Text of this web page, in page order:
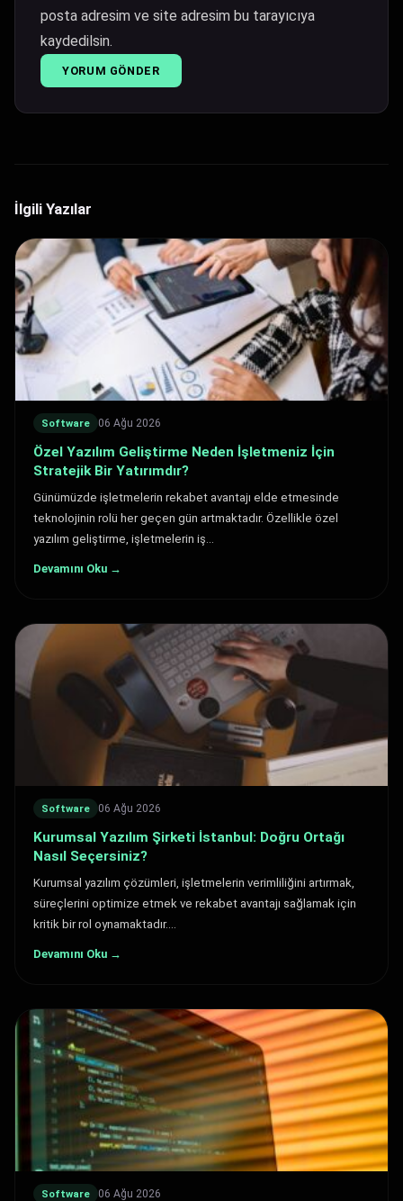
posta adresim ve site adresim bu tarayıcıya
kaydedilsin.
İlgili Yazılar
Software 06 Ağu 2026
Özel Yazılım Geliştirme Neden İşletmeniz İçin
Stratejik Bir Yatırımdır?
Günümüzde işletmelerin rekabet avantajı elde etmesinde
teknolojinin rolü her geçen gün artmaktadır. Özellikle özel
yazılım geliştirme, işletmelerin iş…
Devamını Oku →
Software 06 Ağu 2026
Kurumsal Yazılım Şirketi İstanbul: Doğru Ortağı
Nasıl Seçersiniz?
Kurumsal yazılım çözümleri, işletmelerin verimliliğini artırmak,
süreçlerini optimize etmek ve rekabet avantajı sağlamak için
kritik bir rol oynamaktadır.…
Devamını Oku →
Software 06 Ağu 2026